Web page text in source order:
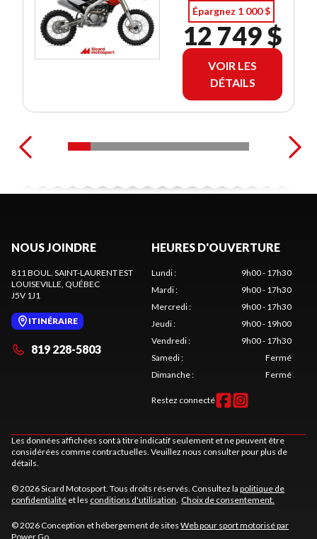
Épargnez 1 000 $
12 749 $
VOIR LES
DÉTAILS
NOUS JOINDRE
811 BOUL. SAINT-LAURENT EST
LOUISEVILLE, QUÉBEC
J5V 1J1
ITINÉRAIRE
819 228-5803
HEURES D'OUVERTURE
Lundi:
9h00 - 17h30
Mardi:
9h00 - 17h30
Mercredi:
9h00 - 17h30
Jeudi:
9h00 - 19h00
Vendredi:
9h00 - 17h30
Samedi:
Fermé
Dimanche: Fermé
Restez connecté
Les données affichées sont à titre indicatif seulement et ne peuvent être
considérées comme contractuelles. Veuillez nous consulter pour plus de
détails.
© 2026 Sicard Motosport. Tous droits réservés. Consultez la politique de
confidentialité et les conditions d'utilisation. Choix de consentement.
© 2026 Conception et hébergement de sites Web pour sport motorisé par
Power Go